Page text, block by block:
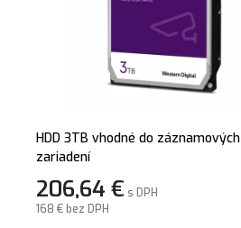
HDD 3TB vhodné do záznamových
zariadení
206,64 € s DPH
168 € bez DPH